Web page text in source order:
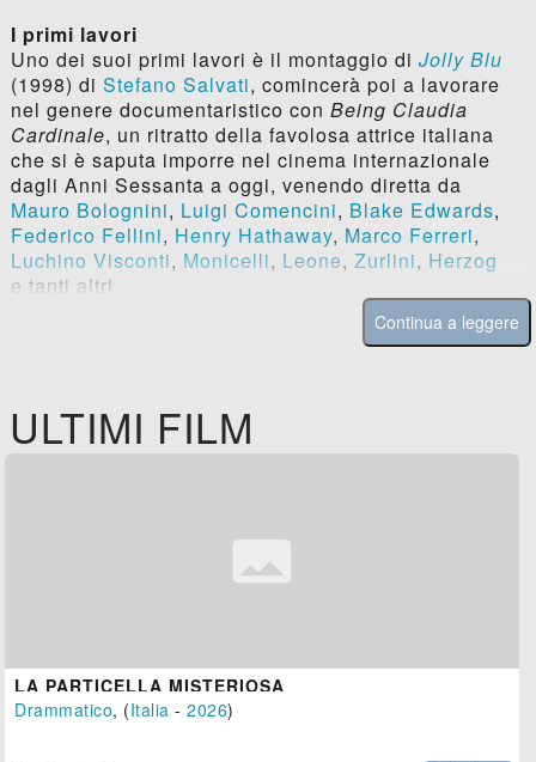
I primi lavori
Uno dei suoi primi lavori è il montaggio di Jolly Blu
(1998) di Stefano Salvati, comincerà poi a lavorare
nel genere documentaristico con Being Claudia
Cardinale, un ritratto della favolosa attrice italiana
che si è saputa imporre nel cinema internazionale
dagli Anni Sessanta a oggi, venendo diretta da
Mauro Bolognini, Luigi Comencini, Blake Edwards,
Federico Fellini, Henry Hathaway, Marco Ferreri,
Luchino Visconti, Monicelli, Leone, Zurlini, Herzog
e tanti altri.
Continua a leggere
ULTIMI FILM
LA PARTICELLA MISTERIOSA
Drammatico, (Italia -2026)